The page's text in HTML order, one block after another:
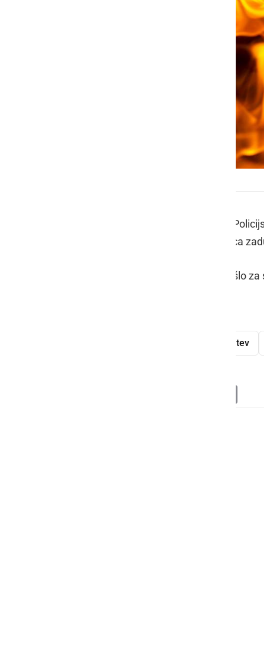
Policisti PU Maribor so na območju
umrla. Do smrti je prišlo kot posledica
Po do sedaj zbranih podatkih bi naj šlo
zadušitev